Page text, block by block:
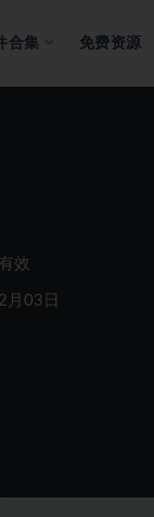
合集 免费资源
效
月03日